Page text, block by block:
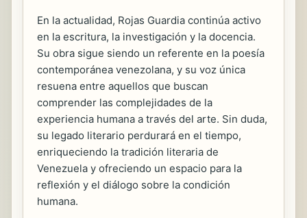
En la actualidad, Rojas Guardia continúa activo
en la escritura, la investigación y la docencia.
Su obra sigue siendo un referente en la poesía
contemporánea venezolana, y su voz única
resuena entre aquellos que buscan
comprender las complejidades de la
experiencia humana a través del arte. Sin duda,
su legado literario perdurará en el tiempo,
enriqueciendo la tradición literaria de
Venezuela y ofreciendo un espacio para la
reflexión y el diálogo sobre la condición
humana.